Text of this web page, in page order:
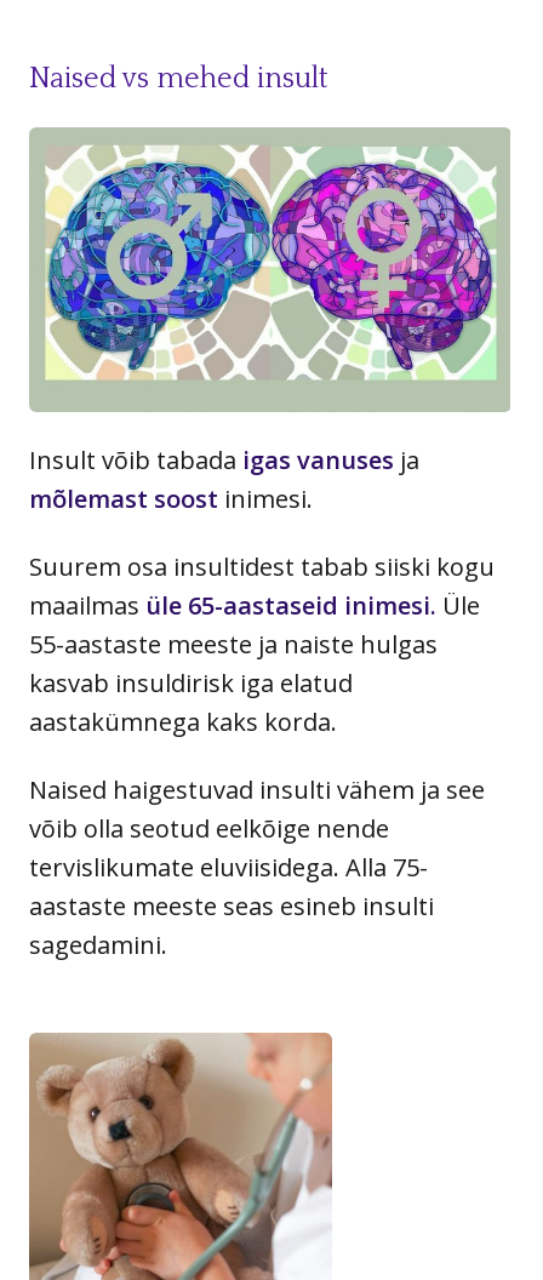
Naised vs mehed insult
Insult võib tabada igas vanuses ja
mõlemast soost inimesi.
Suurem osa insultidest tabab siiski kogu
maailmas üle 65-aastaseid inimesi. Üle
55-aastaste meeste ja naiste hulgas
kasvab insuldirisk iga elatud
aastakümnega kaks korda.
Naised haigestuvad insulti vähem ja see
võib olla seotud eelkõige nende
tervislikumate eluviisidega. Alla 75-
aastaste meeste seas esineb insulti
sagedamini.